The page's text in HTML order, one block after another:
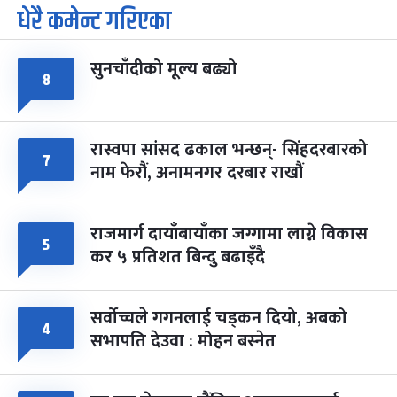
७
आइत
पूर्णिमा व्रत
चैत्र ७, २०८३-Mar 21, 2027
८ फागुपूर्णिमा
धेरै कमेन्ट गरिएका
८ सुनचाँदीको मूल्य बढ्यो
७ रास्वपा सांसद ढकाल भन्छन्- सिंहदरबारको
नाम फेरौं, अनामनगर दरबार राखौं
५ राजमार्ग दायाँबायाँका जग्गामा लाग्ने विकास
कर ५ प्रतिशत बिन्दु बढाइँदै
४ सर्वोच्चले गगनलाई चड्कन दियो, अबको
सभापति देउवा : मोहन बस्नेत